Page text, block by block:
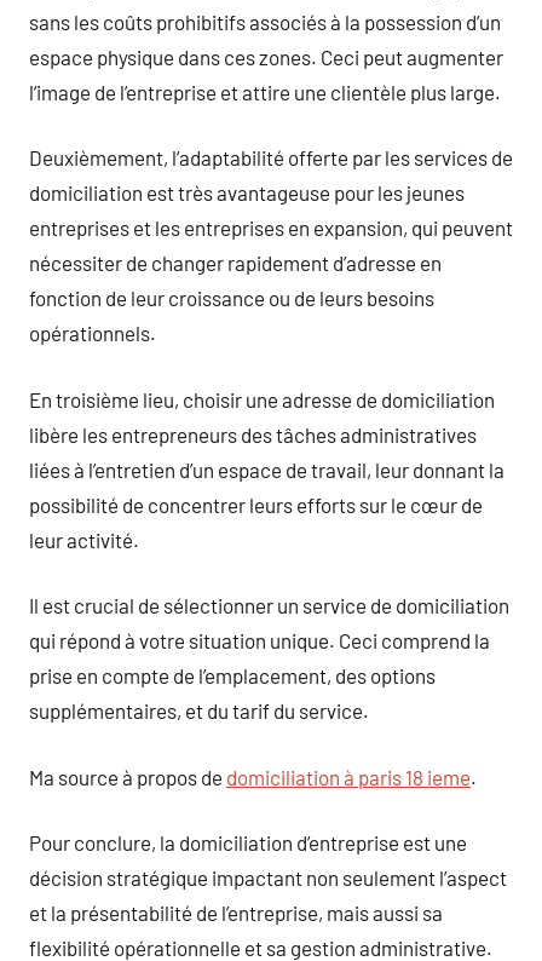
sans les coûts prohibitifs associés à la possession d’un
espace physique dans ces zones. Ceci peut augmenter
l’image de l’entreprise et attire une clientèle plus large.
Deuxièmement, l’adaptabilité offerte par les services de
domiciliation est très avantageuse pour les jeunes
entreprises et les entreprises en expansion, qui peuvent
nécessiter de changer rapidement d’adresse en
fonction de leur croissance ou de leurs besoins
opérationnels.
En troisième lieu, choisir une adresse de domiciliation
libère les entrepreneurs des tâches administratives
liées à l’entretien d’un espace de travail, leur donnant la
possibilité de concentrer leurs efforts sur le cœur de
leur activité.
Il est crucial de sélectionner un service de domiciliation
qui répond à votre situation unique. Ceci comprend la
prise en compte de l’emplacement, des options
supplémentaires, et du tarif du service.
Ma source à propos de domiciliation à paris 18 ieme.
Pour conclure, la domiciliation d’entreprise est une
décision stratégique impactant non seulement l’aspect
et la présentabilité de l’entreprise, mais aussi sa
flexibilité opérationnelle et sa gestion administrative.